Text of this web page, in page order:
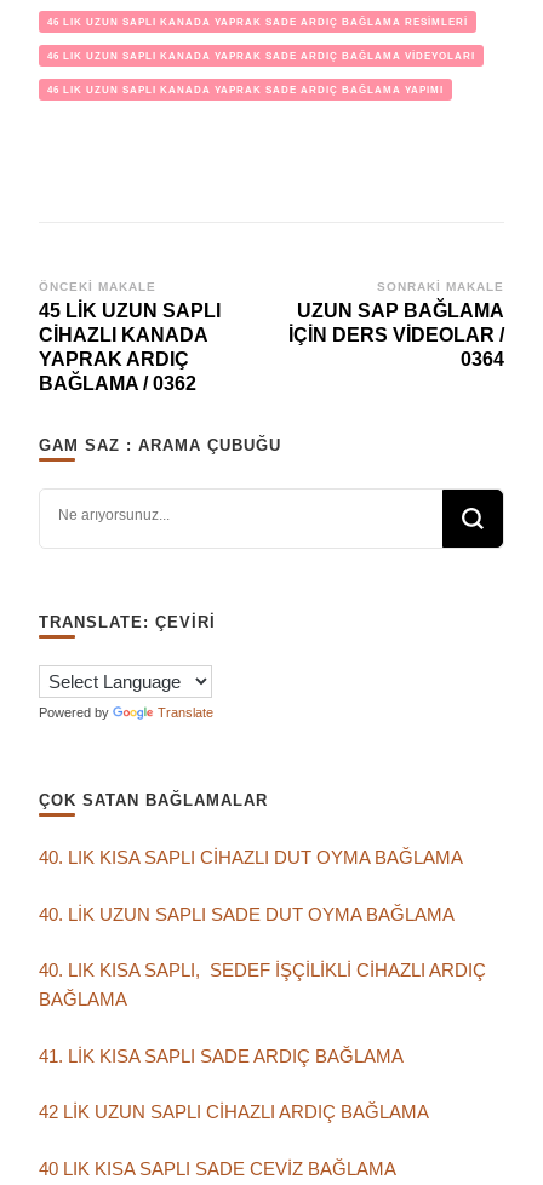
46 LIK UZUN SAPLI KANADA YAPRAK SADE ARDIÇ BAĞLAMA RESİMLERİ
46 LIK UZUN SAPLI KANADA YAPRAK SADE ARDIÇ BAĞLAMA VİDEYOLARI
46 LIK UZUN SAPLI KANADA YAPRAK SADE ARDIÇ BAĞLAMA YAPIMI
Yazı
dolaşımı
ÖNCEKI MAKALE
45 LİK UZUN SAPLI
CİHAZLI KANADA
YAPRAK ARDIÇ
BAĞLAMA / 0362
SONRAKI MAKALE
UZUN SAP BAĞLAMA
İÇİN DERS VİDEOLAR /
0364
GAM SAZ : ARAMA ÇUBUĞU
TRANSLATE: ÇEVIRI
Powered by Translate
ÇOK SATAN BAĞLAMALAR
40. LIK KISA SAPLI CİHAZLI DUT OYMA BAĞLAMA
40. LİK UZUN SAPLI SADE DUT OYMA BAĞLAMA
40. LIK KISA SAPLI, SEDEF İŞÇİLİKLİ CİHAZLI ARDIÇ
BAĞLAMA
41. LİK KISA SAPLI SADE ARDIÇ BAĞLAMA
42 LİK UZUN SAPLI CİHAZLI ARDIÇ BAĞLAMA
40 LIK KISA SAPLI SADE CEVİZ BAĞLAMA